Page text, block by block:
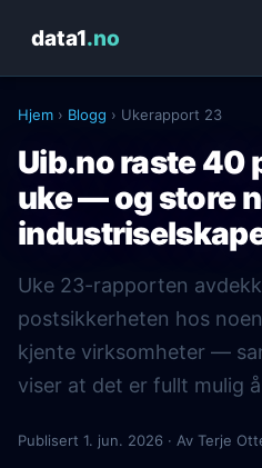
data1.no
Hjem › Blogg › Ukerapport 23
Uib.no raste 40
uke — og store
Uke 23-rapporten
postsikkerheten hos
kjente virksomheter —
viser at det er fullt mulig
Publisert 1. jun. 2026 · Av Terje